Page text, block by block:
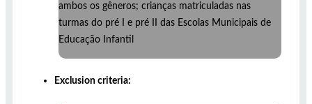
ambos os gêneros; crianças matriculadas nas
turmas do pré I e pré II das Escolas Municipais de
Educação Infantil
Exclusion criteria: